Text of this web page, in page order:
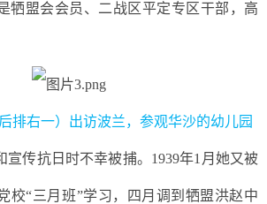
牺盟会会员、二战区平定专区干部，高
排右一）出访波兰，参观华沙的幼儿园
宣传抗日时不幸被捕。 1939年1 月她又被
校“三月班”学习，四月调到牺盟洪赵中